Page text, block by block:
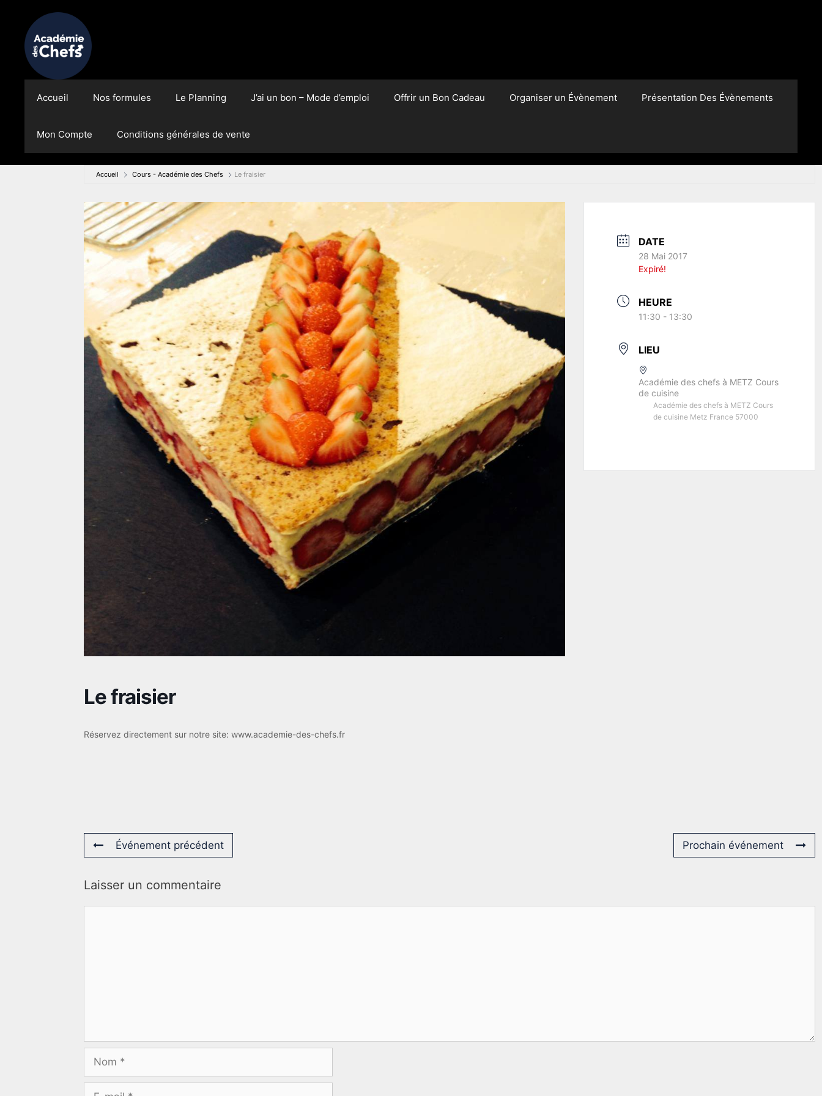
contenu
Accueil Nos formules Le Planning J’ai un bon – Mode d’emploi Offrir un Bon Cadeau Organiser un Évènement Présentation Des Évènements
Mon Compte Conditions générales de vente
Accueil Cours - Académie des Chefs Le fraisier
Le fraisier
Réservez directement sur notre site: www.academie-des-chefs.fr
DATE
28 Mai 2017
Expiré!
HEURE
11:30 - 13:30
LIEU
Académie des chefs à METZ Cours
de cuisine
Académie des chefs à METZ Cours
de cuisine Metz France 57000
Événement précédent Prochain événement
Laisser un commentaire
Nom